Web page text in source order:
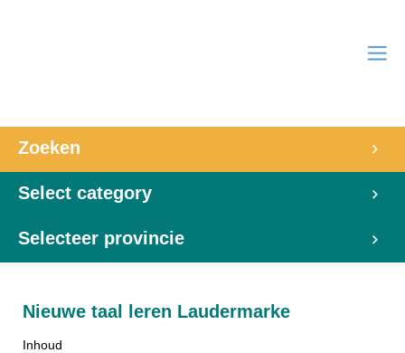
Zoeken
Select category
Selecteer provincie
Nieuwe taal leren Laudermarke
Inhoud